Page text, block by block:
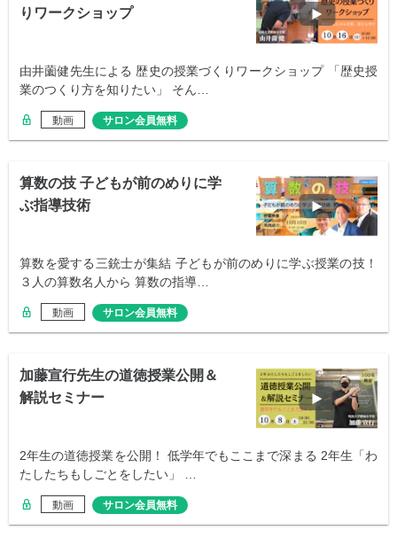
りワークショップ
由井薗健先生による 歴史の授業づくりワークショップ 「歴史授
業のつくり方を知りたい」 そん…
動画 サロン会員無料
算数の技 子どもが前のめりに学
ぶ指導技術
算数を愛する三銃士が集結 子どもが前のめりに学ぶ授業の技！
３人の算数名人から 算数の指導…
動画 サロン会員無料
加藤宣行先生の道徳授業公開＆
解説セミナー
2年生の道徳授業を公開！ 低学年でもここまで深まる 2年生「わ
たしたちもしごとをしたい」 …
動画 サロン会員無料